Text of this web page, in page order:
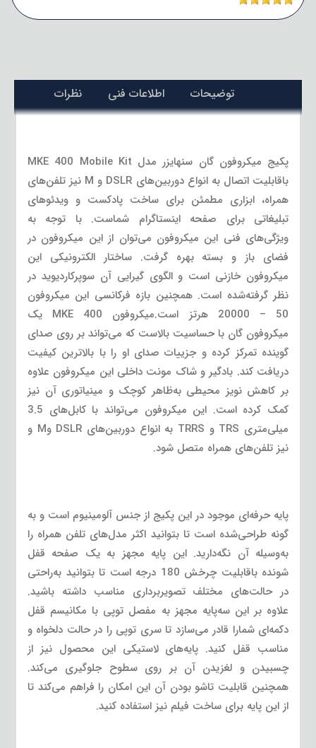
توضیحات اطلاعات فنی نظرات
پکیج میکروفون گان سنهایزر مدل MKE 400 Mobile Kit
باقابلیت اتصال به انواع دوربین‌های DSLR و M نیز تلفن‌های
همراه، ابزاری مطمئن برای ساخت پادکست و ویدئوهای
تبلیغاتی برای صفحه اینستاگرام شماست. با توجه به
ویژگی‌های فنی این میکروفون می‌توان از این میکروفون در
فضای باز و بسته بهره گرفت. ساختار الکترونیکی این
میکروفون خازنی است و الگوی گیرایی آن سوپرکاردیوید در
نظر گرفته‌شده است. همچنین بازه فرکانسی این میکروفون
50 – 20000 هرتز است.میکروفون MKE 400 یک
میکروفون گان با حساسیت بالاست که می‌تواند بر روی صدای
گوینده تمرکز کرده و جزییات صدای او را با بالاترین کیفیت
دریافت کند. بادگیر و شاک مونت داخلی این میکروفون علاوه
بر کاهش نویز محیطی به‌ظاهر کوچک و مینیاتوری آن نیز
کمک کرده است. این میکروفون می‌تواند با کابل‌های 3.5
میلی‌متری TRS و TRRS به انواع دوربین‌های DSLR وM و
نیز تلفن‌های همراه متصل شود.
پایه حرفه‌ای موجود در این پکیج از جنس آلومینیوم است و به
گونه طراحی‌شده است تا بتوانید اکثر مدل‌های تلفن همراه را
به‌وسیله آن نگه‌دارید. این پایه مجهز به یک صفحه قفل
شونده باقابلیت چرخش 180 درجه است تا بتوانید به‌راحتی
در حالت‌های مختلف تصویربرداری مناسب داشته باشید.
علاوه بر این سه‌پایه مجهز به مفصل توپی با مکانیسم قفل
دکمه‌ای شمارا قادر می‌سازد تا سری توپی را در حالت دلخواه و
مناسب قفل کنید. پایه‌های لاستیکی این محصول نیز از
چسبیدن و لغزیدن آن بر روی سطوح جلوگیری می‌کند.
همچنین قابلیت تاشو بودن آن این امکان را فراهم می‌کند تا
از این پایه برای ساخت فیلم نیز استفاده کنید.